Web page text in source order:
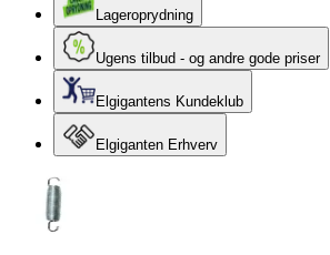
Lageroprydning
Ugens tilbud - og andre gode priser
Elgigantens Kundeklub
Elgiganten Erhverv